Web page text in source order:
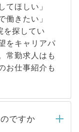
てほしい」
働きたい」
を探してい
をキャリアパ
常勤求人はも
お仕事紹介も
ですか